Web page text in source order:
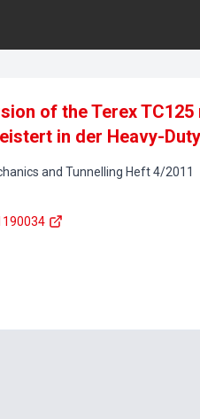
of the Terex
in der Heavy-
and Tunnelling Heft4/2011